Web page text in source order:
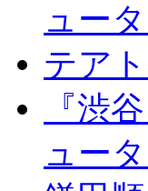
ュー
テア
『渋
ュー